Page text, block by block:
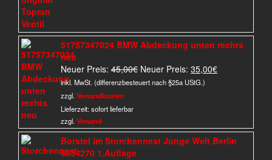
51757347024 BMW Abdeckung unten rechts
neu
Neuer Preis: 45,00€ Ursprünglicher
Preis
Neuer Preis: 35,00€Aktueller
inkl. MwSt. (differenzbesteuert nach §25a UStG.)
zzgl. Versandkosten
Lieferzeit:sofort lieferbar
zzgl. Versand
Borstel im Storchennest Junge Welt Berlin
6834270 1.Auflage